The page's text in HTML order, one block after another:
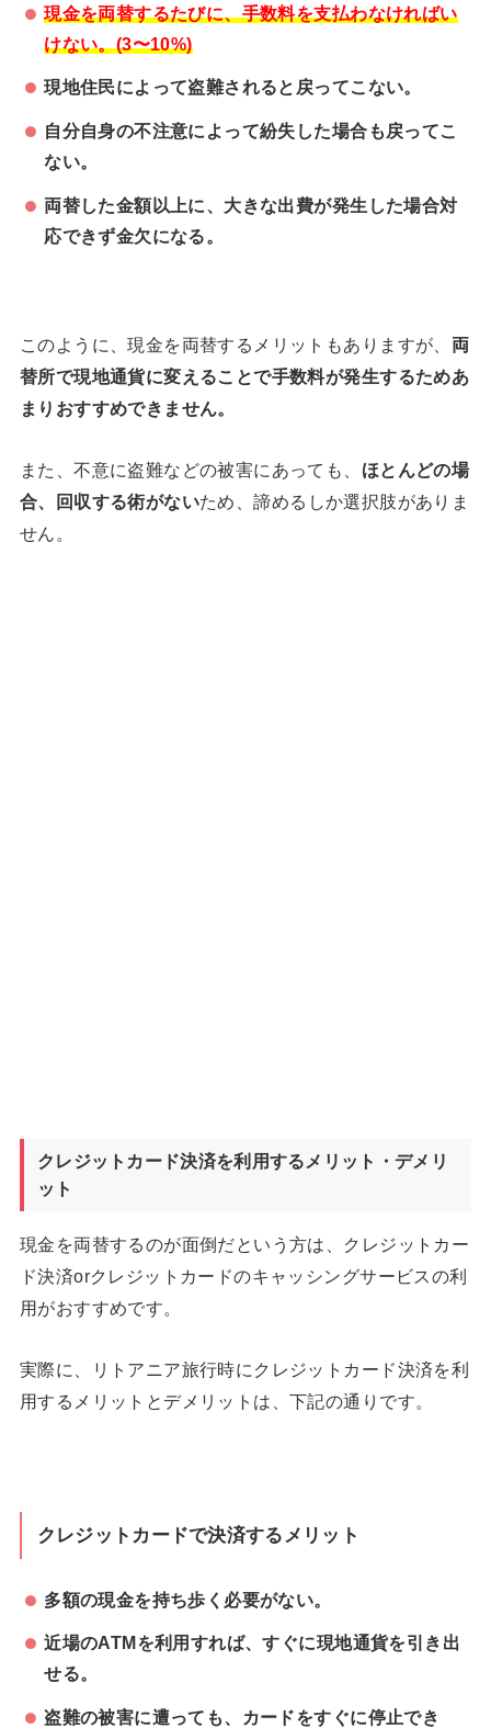
現金を両替するたびに、手数料を支払わなければい
けない。(3〜10%)
現地住民によって盗難されると戻ってこない。
自分自身の不注意によって紛失した場合も戻ってこ
ない。
両替した金額以上に、大きな出費が発生した場合対
応できず金欠になる。
このように、現金を両替するメリットもありますが、 両
替所で現地通貨に変えることで手数料が発生するためあ
まりおすすめできません。
また、不意に盗難などの被害にあっても、 ほとんどの場
合、回収する術がないため、諦めるしか選択肢がありま
せん。
クレジットカード決済を利用するメリット・デメリ
ット
現金を両替するのが面倒だという方は、クレジットカー
ド決済orクレジットカードのキャッシングサービスの利
用がおすすめです。
実際に、リトアニア旅行時にクレジットカード決済を利
用するメリットとデメリットは、下記の通りです。
クレジットカードで決済するメリット
多額の現金を持ち歩く必要がない。
近場のATMを利用すれば、すぐに現地通貨を引き出
せる。
盗難の被害に遭っても、カードをすぐに停止でき